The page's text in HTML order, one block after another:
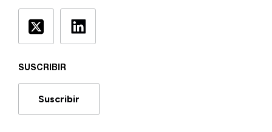
SUSCRIBIR
Suscribir